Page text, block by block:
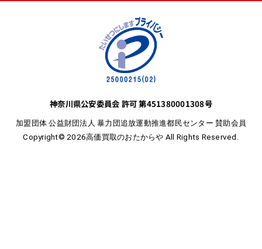
神奈川県公安委員会 許可 第451380001308号
加盟団体 公益財団法人 暴力団追放運動推進都民センター 賛助会員
Copyright© 2026高価買取のおたからや All Rights Reserved.